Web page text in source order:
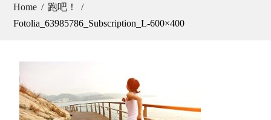
Home
跑吧！
Fotolia_63985786_Subscription_L-600×400